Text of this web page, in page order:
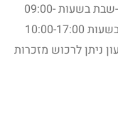
Hornberg-Niederwasser פתוח בימי שני-שבת בשעות 09:00-
18:00 בעונת הקיץ,בחורף פתוח המוזיאון בשעות 10:00-17:00
ניתן לרכוש מזכרות